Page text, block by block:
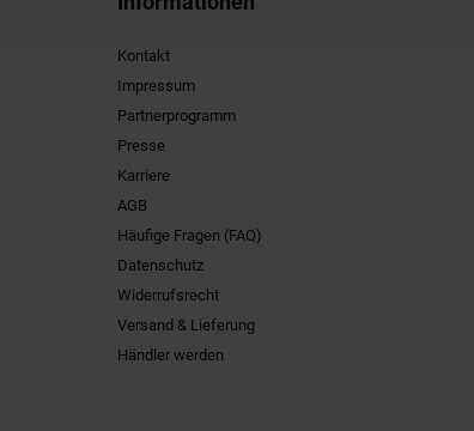
Kontakt
Impressum
Partnerprogramm
Presse
Karriere
AGB
Häufige Fragen (FAQ)
Datenschutz
Widerrufsrecht
Versand & Lieferung
Händler werden